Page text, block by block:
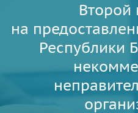
Второй
на
Республики